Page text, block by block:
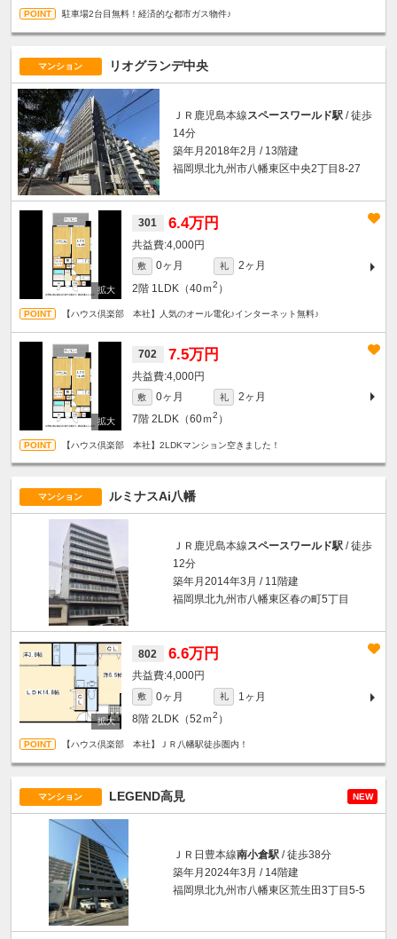
駐車場2台目無料！経済的な都市ガス物件♪
マンション リオグランデ中央
ＪＲ鹿児島本線スペースワールド駅 / 徒歩
14分
築年月2018年2月 / 13階建
福岡県北九州市八幡東区中央2丁目8-27
301 6.4万円
4,000円
敷 0ヶ月 礼
2ヶ月
2階 1LDK（40ｍ2 ）
【ハウス倶楽部 本社】人気のオール電化♪インターネット無料♪
702 7.5万円
4,000円
敷 0ヶ月 礼
2ヶ月
7階 2LDK（60ｍ2 ）
【ハウス倶楽部 本社】2LDKマンション空きました！
マンション ルミナスAi八幡
ＪＲ鹿児島本線スペースワールド駅 / 徒歩
12分
築年月2014年3月 / 11階建
福岡県北九州市八幡東区春の町5丁目
802 6.6万円
4,000円
敷 0ヶ月 礼
1ヶ月
8階 2LDK（52ｍ2 ）
【ハウス倶楽部 本社】ＪＲ八幡駅徒歩圏内！
マンション LEGEND高見 NEW
ＪＲ日豊本線南小倉駅 / 徒歩38分
築年月2024年3月 / 14階建
福岡県北九州市八幡東区荒生田3丁目5-5